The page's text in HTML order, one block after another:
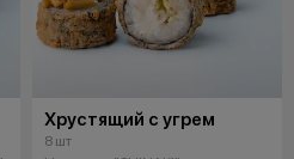
Хрустящий с угрем
8 шт